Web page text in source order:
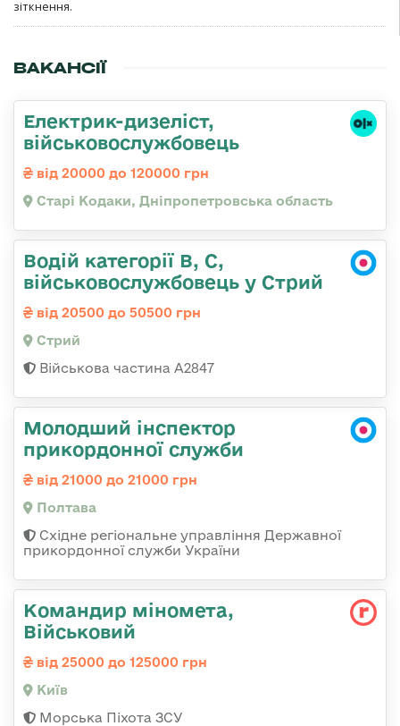
зіткнення.
ВАКАНСІЇ
Електрик-дизеліст,
військовослужбовець
від 20000 до 120000 грн
Старі Кодаки, Дніпропетровська область
Водій категорії B, C,
військовослужбовець у Стрий
від 20500 до 50500 грн
Стрий
Військова частина А2847
Молодший інспектор
прикордонної служби
від 21000 до 21000 грн
Полтава
Східне регіональне управління Державної
прикордонної служби України
Командир міномета,
Військовий
від 25000 до 125000 грн
Київ
Морська Піхота ЗСУ